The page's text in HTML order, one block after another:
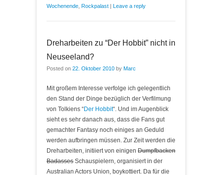
Wochenende Rockpalast | Leave a reply
Dreharbeiten zu “Der Hobbit” nicht in
Neuseeland?
Posted on 22. Oktober 2010 by Marc
Mit großem Interesse verfolge ich gelegentlich
den Stand der Dinge bezüglich der Verfilmung
von Tolkiens “Der Hobbit“. Und im Augenblick
sieht es sehr danach aus, dass die Fans gut
gemachter Fantasy noch einiges an Geduld
werden aufbringen müssen. Zur Zeit werden die
Dreharbeiten, initiiert von einigen Dumpfbacken
Badasses Schauspielern, organisiert in der
Australian Actors Union, boykottiert. Da für die